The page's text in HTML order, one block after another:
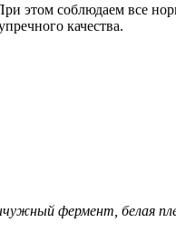
этом соблюдаем все
качества.
фермент, белая